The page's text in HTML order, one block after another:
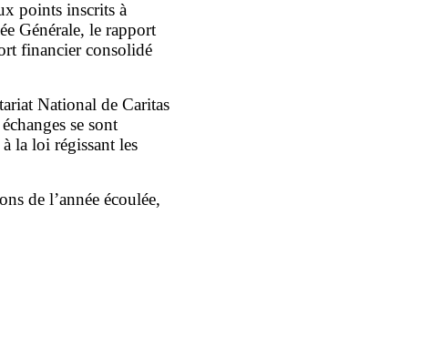
points inscrits à
Générale, le rapport
financier consolidé
National de Caritas
se sont
la loi régissant les
de l’année écoulée,